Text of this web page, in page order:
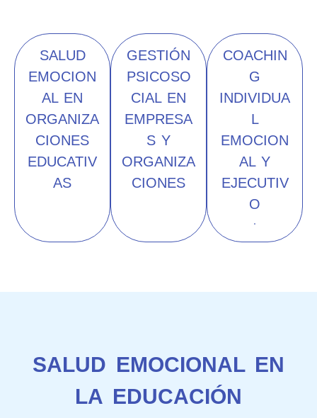
SALUD
EMOCION
AL EN
ORGANIZA
CIONES
EDUCATIV
AS
GESTIÓN
PSICOSO
CIAL EN
EMPRESA
S Y
ORGANIZA
CIONES
COACHIN
G
INDIVIDUA
L
EMOCION
AL Y
EJECUTIV
O
SALUD EMOCIONAL EN
LA EDUCACIÓN